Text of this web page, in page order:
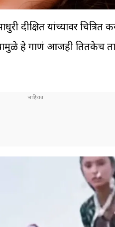
दीक्षित यांच्यावर
हे गाणं आजही तितकेच